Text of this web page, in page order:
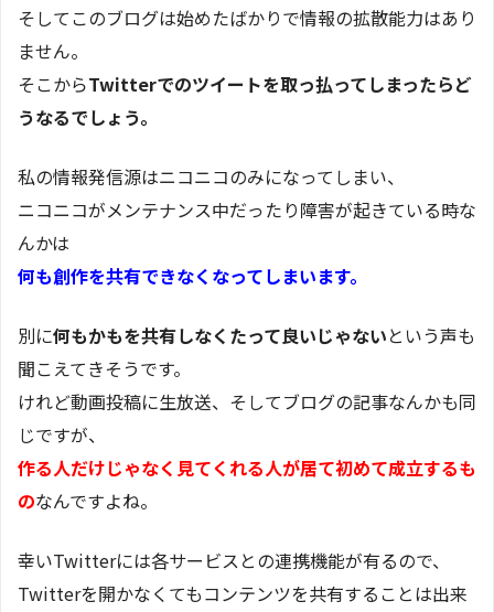
そしてこのブログは始めたばかりで情報の拡散能力はあり
ません。
そこからTwitterでのツイートを取っ払ってしまったらど
うなるでしょう。
私の情報発信源はニコニコのみになってしまい、
ニコニコがメンテナンス中だったり障害が起きている時な
んかは
何も創作を共有できなくなってしまいます。
別に何もかもを共有しなくたって良いじゃないという声も
聞こえてきそうです。
けれど動画投稿に生放送、そしてブログの記事なんかも同
じですが、
作る人だけじゃなく見てくれる人が居て初めて成立するも
のなんですよね。
幸いTwitterには各サービスとの連携機能が有るので、
Twitterを開かなくてもコンテンツを共有することは出来